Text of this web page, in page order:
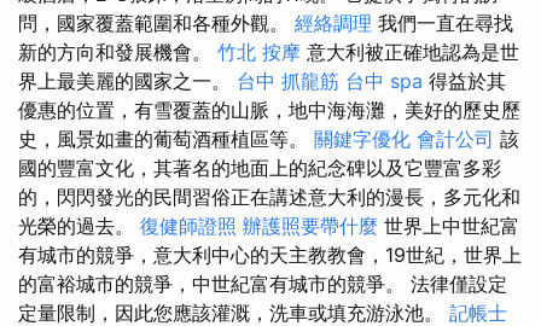
問，國家覆蓋範圍和各種外觀。 經絡調理 我們一直在尋找
新的方向和發展機會。 竹北 按摩 意大利被正確地認為是世
界上最美麗的國家之一。 台中 抓龍筋 台中 spa 得益於其
優惠的位置，有雪覆蓋的山脈，地中海海灘，美好的歷史歷
史，風景如畫的葡萄酒種植區等。 關鍵字優化 會計公司 該
國的豐富文化，其著名的地面上的紀念碑以及它豐富多彩
的，閃閃發光的民間習俗正在講述意大利的漫長，多元化和
光榮的過去。 復健師證照 辦護照要帶什麼 世界上中世紀富
有城市的競爭，意大利中心的天主教教會，19世紀，世界上
的富裕城市的競爭，中世紀富有城市的競爭。 法律僅設定
定量限制，因此您應該灌溉，洗車或填充游泳池。 記帳士